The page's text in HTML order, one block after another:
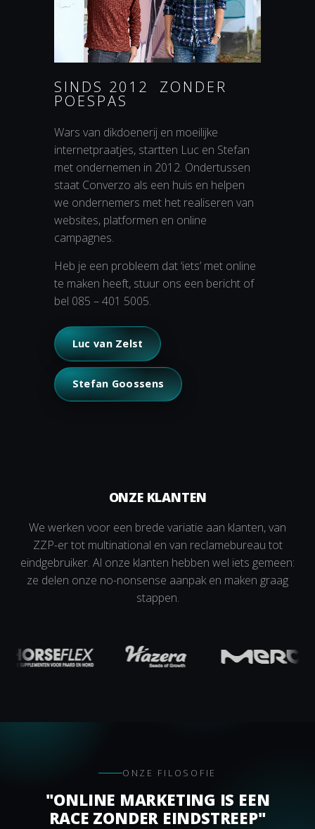
SINDS 2012 ZONDER
POESPAS
Wars van dikdoenerij en moeilijke
internetpraatjes, startten Luc en Stefan
met ondernemen in 2012. Ondertussen
staat Converzo als een huis en helpen
we ondernemers met het realiseren van
websites, platformen en online
campagnes.
Heb je een probleem dat ‘iets’ met online
te maken heeft, stuur ons een bericht of
bel 085 – 401 5005.
Luc van Zelst
Stefan Goossens
ONZE KLANTEN
We werken voor een brede variatie aan klanten, van
ZZP-er tot multinational en van reclamebureau tot
eindgebruiker. Al onze klanten hebben wel iets gemeen:
ze delen onze no-nonsense aanpak en maken graag
stappen.
ONZE FILOSOFIE
"ONLINE MARKETING IS EEN
RACE ZONDER EINDSTREEP"